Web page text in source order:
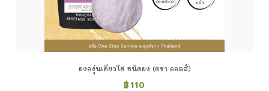
ผงองุ่นเคียวโฮ ชนิดผง (ตรา ออลส์)
฿ 110